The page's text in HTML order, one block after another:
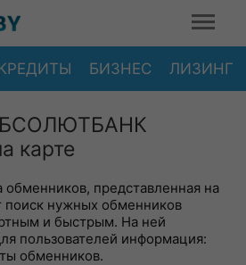
БИЗНЕС ЛИЗИНГ
карте
обменников, представленная на
поиск нужных обменников
и быстрым. На ней
пользователей информация:
обменников.